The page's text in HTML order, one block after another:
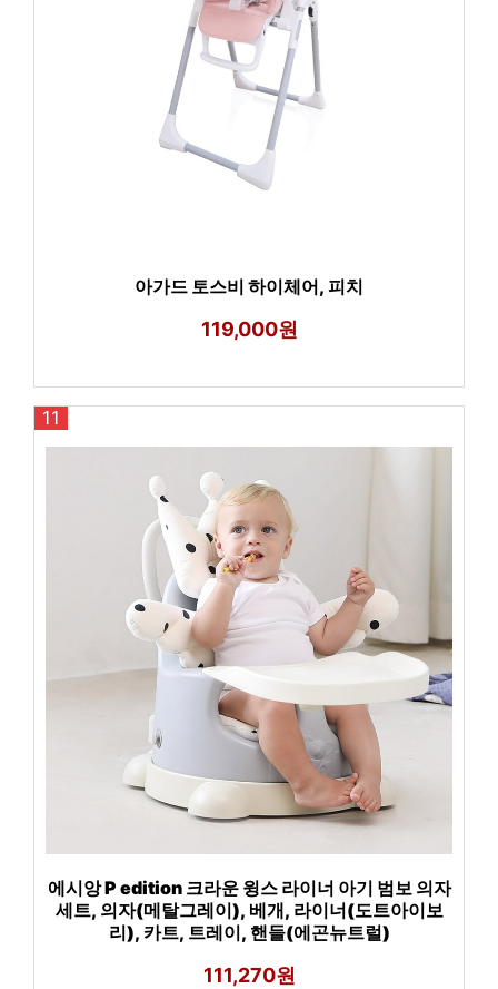
아가드 토스비 하이체어, 피치
119,000원
11
에시앙 P edition 크라운 윙스 라이너 아기 범보 의자
세트, 의자(메탈그레이), 베개, 라이너(도트아이보
리), 카트, 트레이, 핸들(에곤뉴트럴)
111,270원